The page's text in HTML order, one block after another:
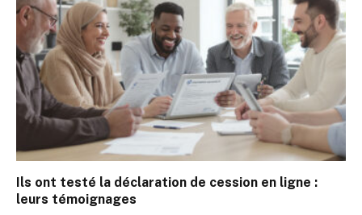
Ils ont testé la déclaration de cession en ligne :
leurs témoignages